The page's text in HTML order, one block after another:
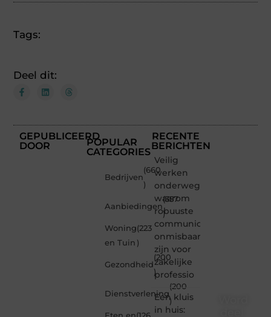
Tags:
Deel dit:
GEPUBLICEERD
DOOR
POPULAR
CATEGORIES
Bedrijven
(660
)
Aanbiedingen
(357
)
Woning
en Tuin
(223
)
Gezondheid
(200
)
Dienstverlening
(200
)
RECENTE
BERICHTEN
Veilig
werken
onderweg:
waarom
robuuste
communicatiemiddelen
onmisbaar
zijn voor
zakelijke
professio
Een kluis
in huis: